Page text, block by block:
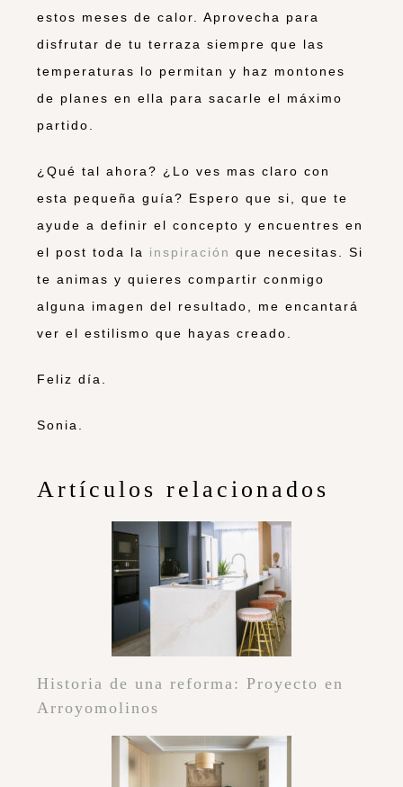
estos meses de calor. Aprovecha para
disfrutar de tu terraza siempre que las
temperaturas lo permitan y haz montones
de planes en ella para sacarle el máximo
partido.
¿Qué tal ahora? ¿Lo ves mas claro con
esta pequeña guía? Espero que si, que te
ayude a definir el concepto y encuentres en
el post toda la
inspiración que necesitas. Si
te animas y quieres compartir conmigo
alguna imagen del resultado, me encantará
ver el estilismo que hayas creado.
Feliz día.
Sonia.
Artículos relacionados
Historia de una reforma: Proyecto en
Arroyomolinos